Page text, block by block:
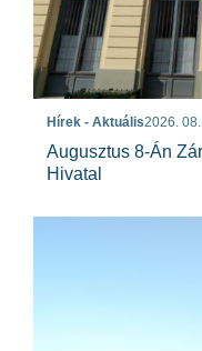
Hírek - Aktuális2026.
Augusztus 8-Án
Hivatal